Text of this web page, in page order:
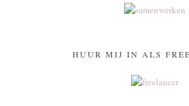
HUUR MIJ IN ALS